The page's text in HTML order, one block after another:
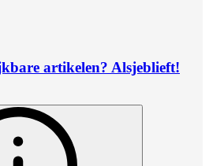
artikelen? Alsjeblieft!